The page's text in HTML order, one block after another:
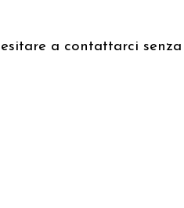
a contattarci